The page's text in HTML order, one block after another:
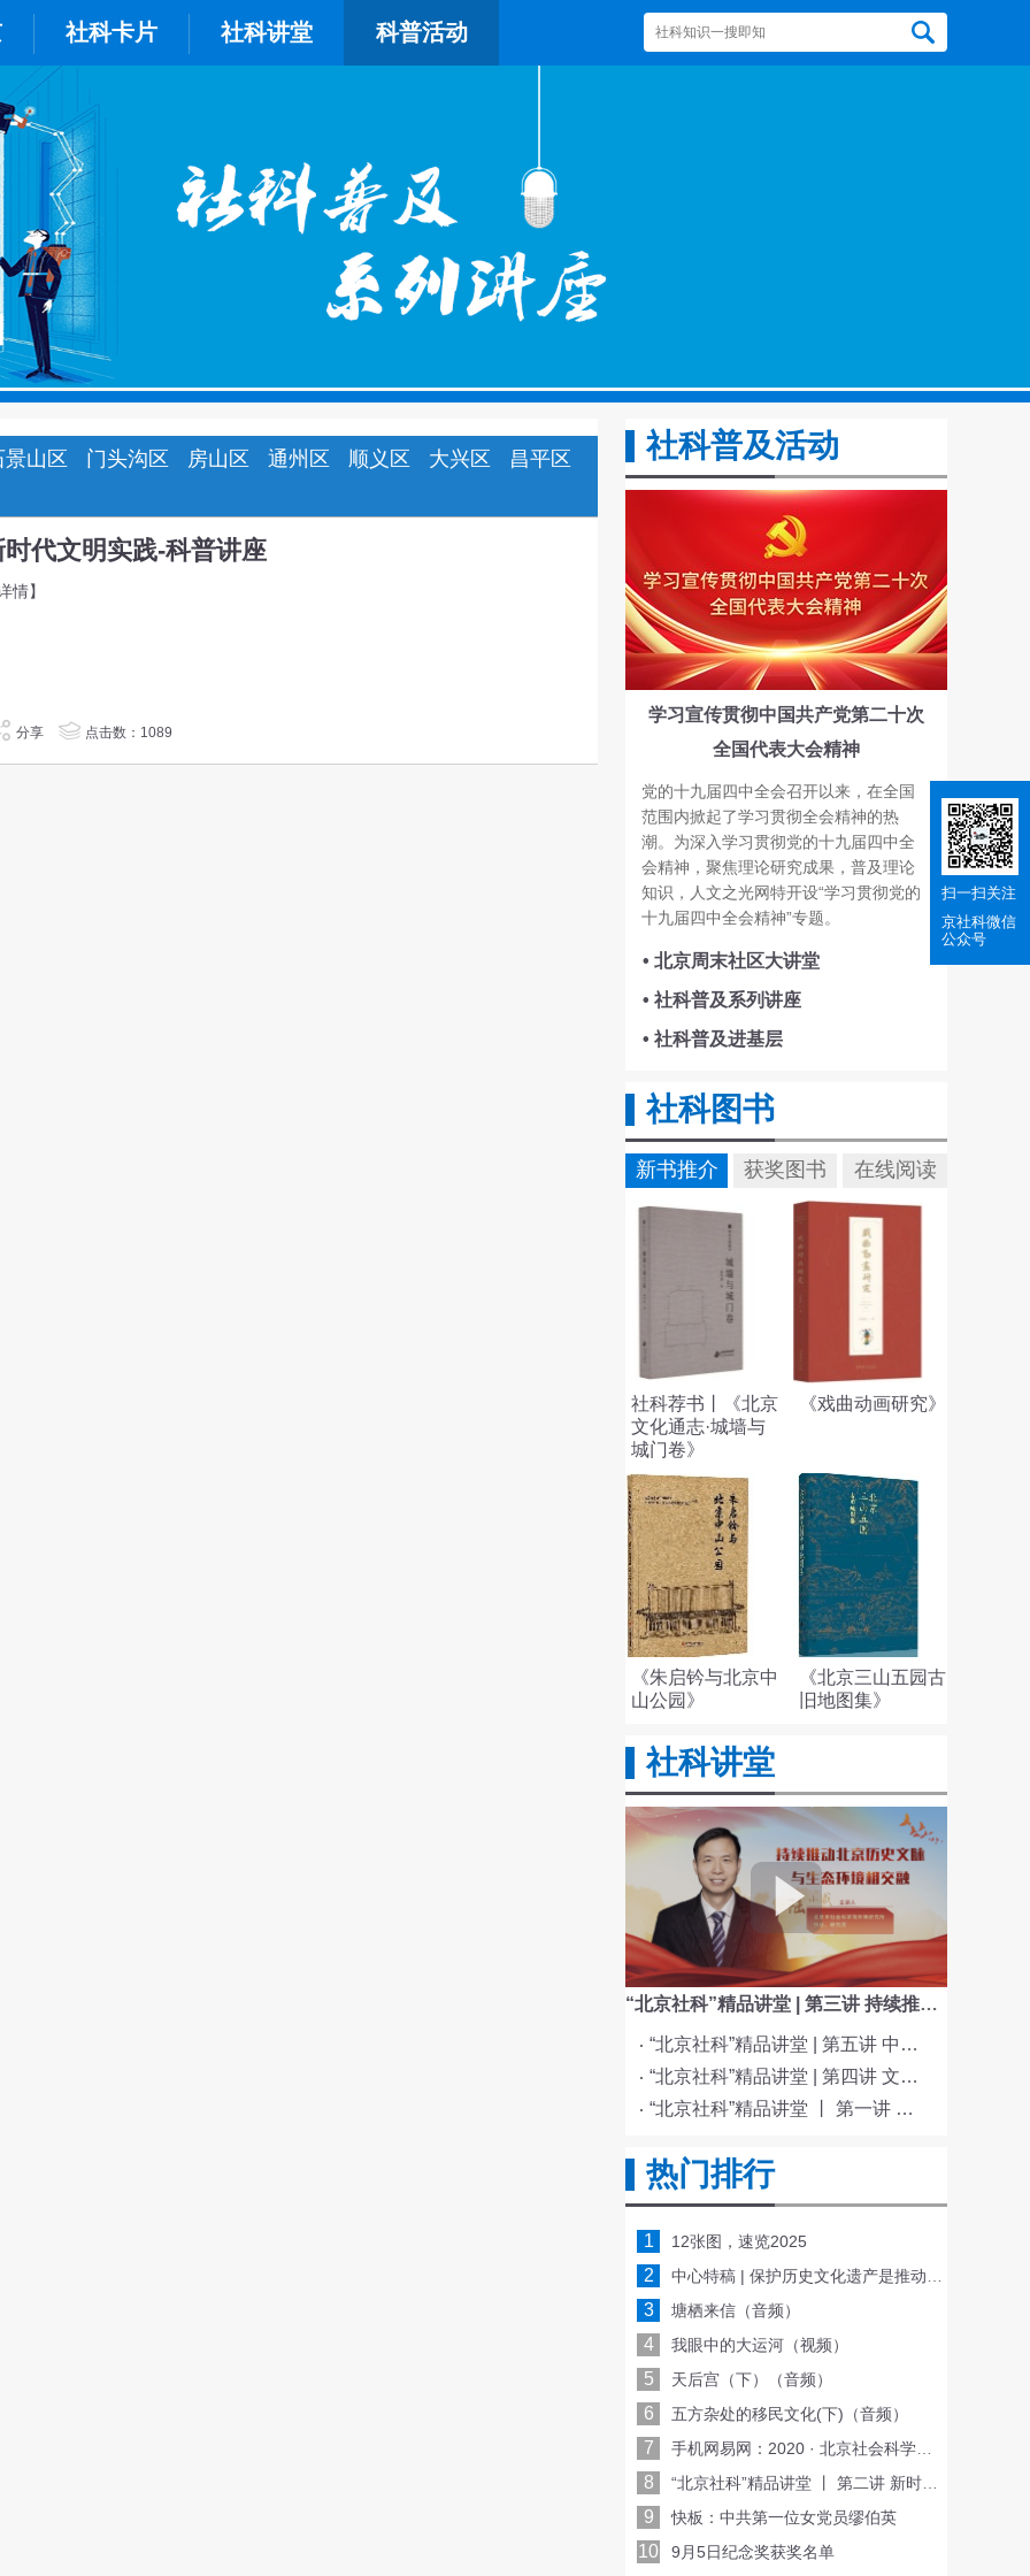
社科卡片 社科讲堂 科普活动
景山区 门头沟区 房山区 通州区 顺义区 大兴区 昌平区
时代文明实践-科普讲座
情】
分享 点击数：1089
社科普及活动
学习宣传贯彻中国共产党第二十次
全国代表大会精神
党的十九届四中全会召开以来，在全国
范围内掀起了学习贯彻全会精神的热
潮。为深入学习贯彻党的十九届四中全
会精神，聚焦理论研究成果，普及理论
知识，人文之光网特开设“学习贯彻党的
十九届四中全会精神”专题。
• 北京周末社区大讲堂
• 社科普及系列讲座
• 社科普及进基层
社科图书
新书推介 获奖图书 在线阅读
社科荐书丨《北京
文化通志·城墙与
城门卷》
《戏曲动画研究》
《朱启钤与北京中
山公园》
《北京三山五园古
旧地图集》
社科讲堂
“北京社科”精品讲堂 | 第三讲 持续推动北京历史文脉与生态环境相交融
“北京社科”精品讲堂 | 第五讲 中国电影与文化传统
“北京社科”精品讲堂 | 第四讲 文化与科技融合赋能新质生产力发展
“北京社科”精品讲堂 丨 第一讲 《红楼梦》的北京情缘
热门排行
1 12张图，速览2025
2 中心特稿 | 保护历史文化遗产是推动文化传承发展的重要基础
3 塘栖来信（音频）
4 我眼中的大运河（视频）
5 天后宫（下）（音频）
6 五方杂处的移民文化(下)（音频）
7 手机网易网：2020 · 北京社会科学普及周启动
8 “北京社科”精品讲堂 丨 第二讲 新时代文明实践 首都志愿者在行动
9 快板：中共第一位女党员缪伯英
10 9月5日纪念奖获奖名单
扫一扫关注
京社科微信
公众号